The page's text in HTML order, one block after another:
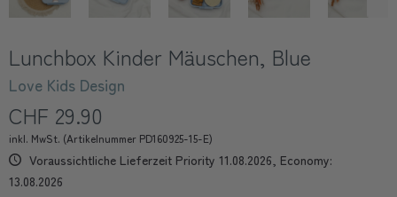
Lunchbox Kinder Mäuschen, Blue
Love Kids Design
CHF 29.90
inkl. MwSt. (Artikelnummer PD160925-15-E)
Voraussichtliche Lieferzeit Priority 11.08.2026, Economy:
13.08.2026